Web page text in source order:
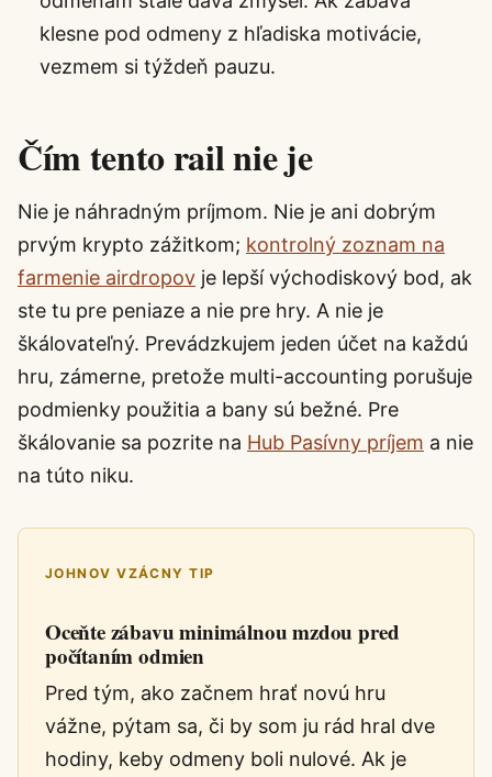
klesne pod odmeny z hľadiska motivácie,
vezmem si týždeň pauzu.
Čím tento rail nie je
Nie je náhradným príjmom. Nie je ani dobrým
prvým krypto zážitkom; kontrolný zoznam na
farmenie airdropov je lepší východiskový bod, ak
ste tu pre peniaze a nie pre hry. A nie je
škálovateľný. Prevádzkujem jeden účet na každú
hru, zámerne, pretože multi-accounting porušuje
podmienky použitia a bany sú bežné. Pre
škálovanie sa pozrite na Hub Pasívny príjem a nie
na túto niku.
JOHNOV VZÁCNY TIP
Oceňte zábavu minimálnou mzdou pred
počítaním odmien
Pred tým, ako začnem hrať novú hru
vážne, pýtam sa, či by som ju rád hral dve
hodiny, keby odmeny boli nulové. Ak je